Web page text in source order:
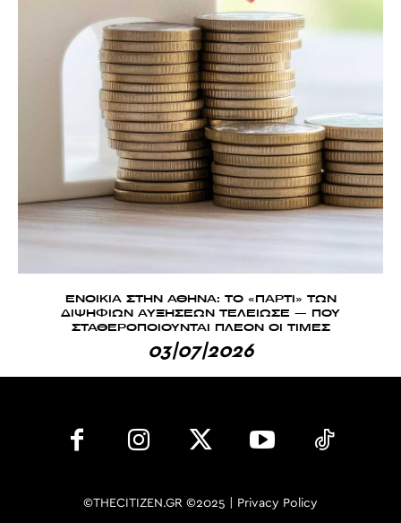
ΕΝΟΙΚΙΑ ΣΤΗΝ ΑΘΗΝΑ: ΤΟ «ΠΑΡΤΙ» ΤΩΝ
ΔΙΨΗΦΙΩΝ ΑΥΞΗΣΕΩΝ ΤΕΛΕΙΩΣΕ — ΠΟΥ
ΣΤΑΘΕΡΟΠΟΙΟΥΝΤΑΙ ΠΛΕΟΝ ΟΙ ΤΙΜΕΣ
03|07|2026
©THECITIZEN.GR ©2025 | Privacy Policy